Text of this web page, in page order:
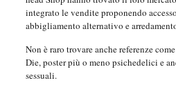
integrato le vendite proponendo
abbigliamento alternativo e
Non è raro trovare anche referenze
Die, poster più o meno psichedelici e
sessuali.